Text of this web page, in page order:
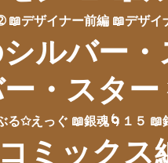
📖デザイナー前編 📖デザイ
ルバー
・スター
る✩えっぐ 📖銀魂🌀１５ 📖
ミックス